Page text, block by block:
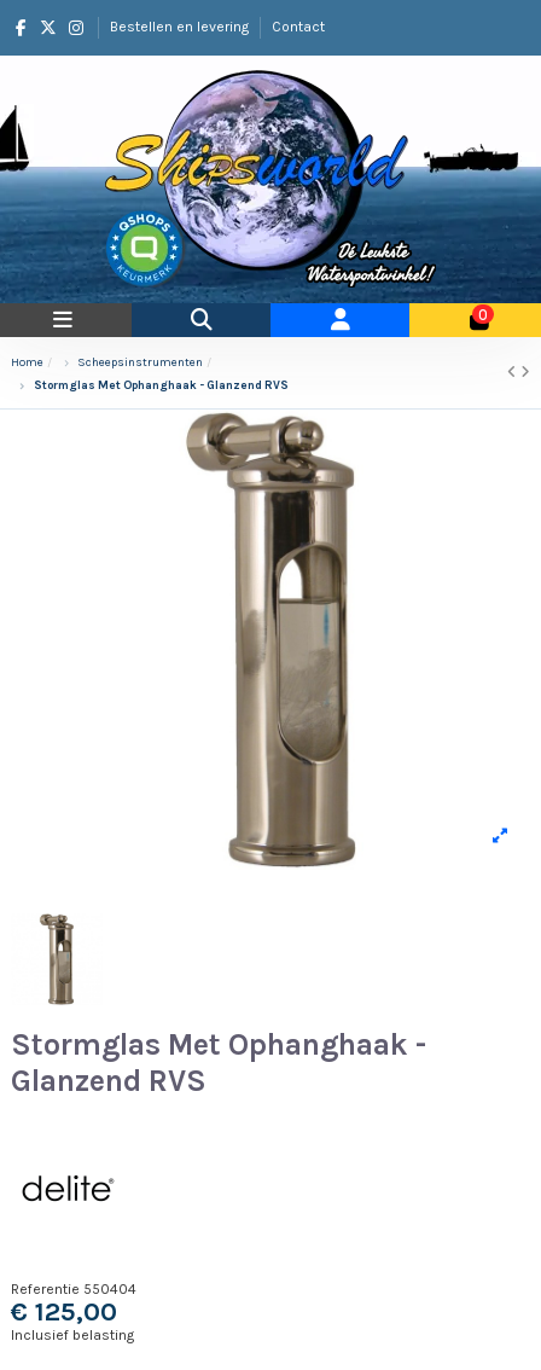
Bestellen en levering Contact
0
Home
Scheepsinstrumenten
Stormglas Met Ophanghaak - Glanzend RVS
Stormglas Met Ophanghaak -
Glanzend RVS
Referentie 550404
€ 125,00
Inclusief belasting